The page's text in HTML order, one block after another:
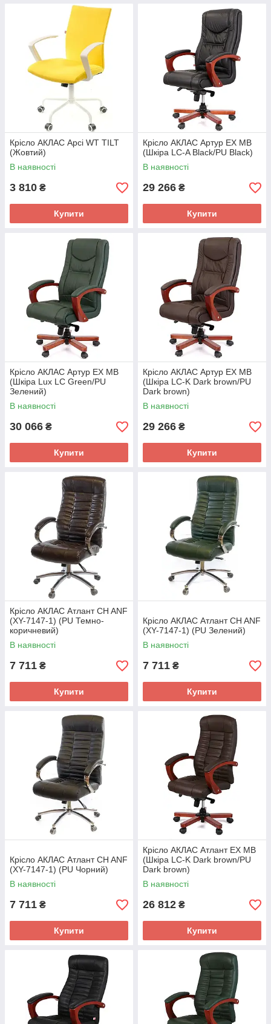
Крісло АКЛАС Арсі WT TILT
(Жовтий)
В наявності
3 810 ₴
Купити
Крісло АКЛАС Артур EX MB
(Шкіра LC-A Black/PU Black)
В наявності
29 266 ₴
Купити
Крісло АКЛАС Артур EX MB
(Шкіра Lux LC Green/PU
Зелений)
В наявності
30 066 ₴
Купити
Крісло АКЛАС Артур EX MB
(Шкіра LC-K Dark brown/PU
Dark brown)
В наявності
29 266 ₴
Купити
Крісло АКЛАС Атлант CH ANF
(XY-7147-1) (PU Темно-
коричневий)
В наявності
7 711 ₴
Купити
Крісло АКЛАС Атлант CH ANF
(XY-7147-1) (PU Зелений)
В наявності
7 711 ₴
Купити
Крісло АКЛАС Атлант CH ANF
(XY-7147-1) (PU Чорний)
В наявності
7 711 ₴
Купити
Крісло АКЛАС Атлант EX MB
(Шкіра LC-K Dark brown/PU
Dark brown)
В наявності
26 812 ₴
Купити